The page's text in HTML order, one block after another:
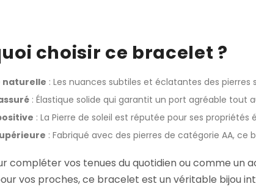
choisir ce bracelet ?
naturelle : Les nuances subtiles et éclatantes des pierres
: Élastique solide qui garantit un port agréable tout
: La Pierre de soleil est réputée pour ses
: Fabriqué avec des pierres de catégorie AA,
compléter vos tenues du quotidien ou comme un
vos proches, ce bracelet est un véritable bijou